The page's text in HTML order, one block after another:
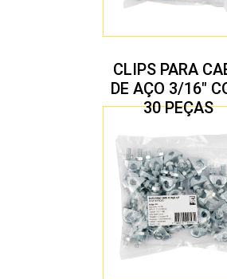
CLIPS PARA
DE AÇO 3/16″
30 PEÇAS